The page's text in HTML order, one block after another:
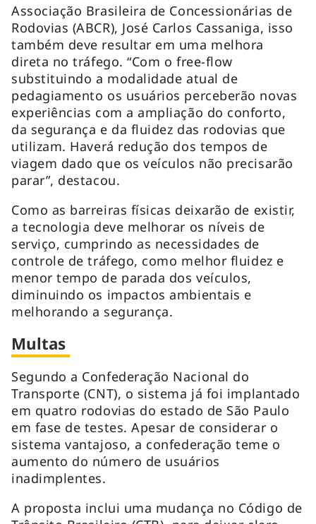
Associação Brasileira de Concessionárias de
Rodovias (ABCR), José Carlos Cassaniga, isso
também deve resultar em uma melhora
direta no tráfego. “Com o free-flow
substituindo a modalidade atual de
pedagiamento os usuários perceberão novas
experiências com a ampliação do conforto,
da segurança e da fluidez das rodovias que
utilizam. Haverá redução dos tempos de
viagem dado que os veículos não precisarão
parar”, destacou.
Como as barreiras físicas deixarão de existir,
a tecnologia deve melhorar os níveis de
serviço, cumprindo as necessidades de
controle de tráfego, como melhor fluidez e
menor tempo de parada dos veículos,
diminuindo os impactos ambientais e
melhorando a segurança.
Multas
Segundo a Confederação Nacional do
Transporte (CNT), o sistema já foi implantado
em quatro rodovias do estado de São Paulo
em fase de testes. Apesar de considerar o
sistema vantajoso, a confederação teme o
aumento do número de usuários
inadimplentes.
A proposta inclui uma mudança no Código de